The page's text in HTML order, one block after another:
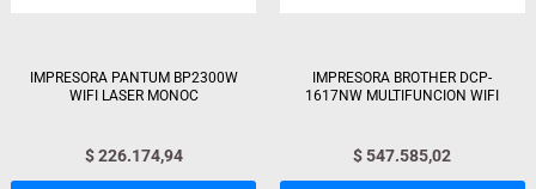
IMPRESORA PANTUM BP2300W
WIFI LASER MONOC
$226.174,94
IMPRESORA BROTHER DCP-
1617NW MULTIFUNCION WIFI
$547.585,02